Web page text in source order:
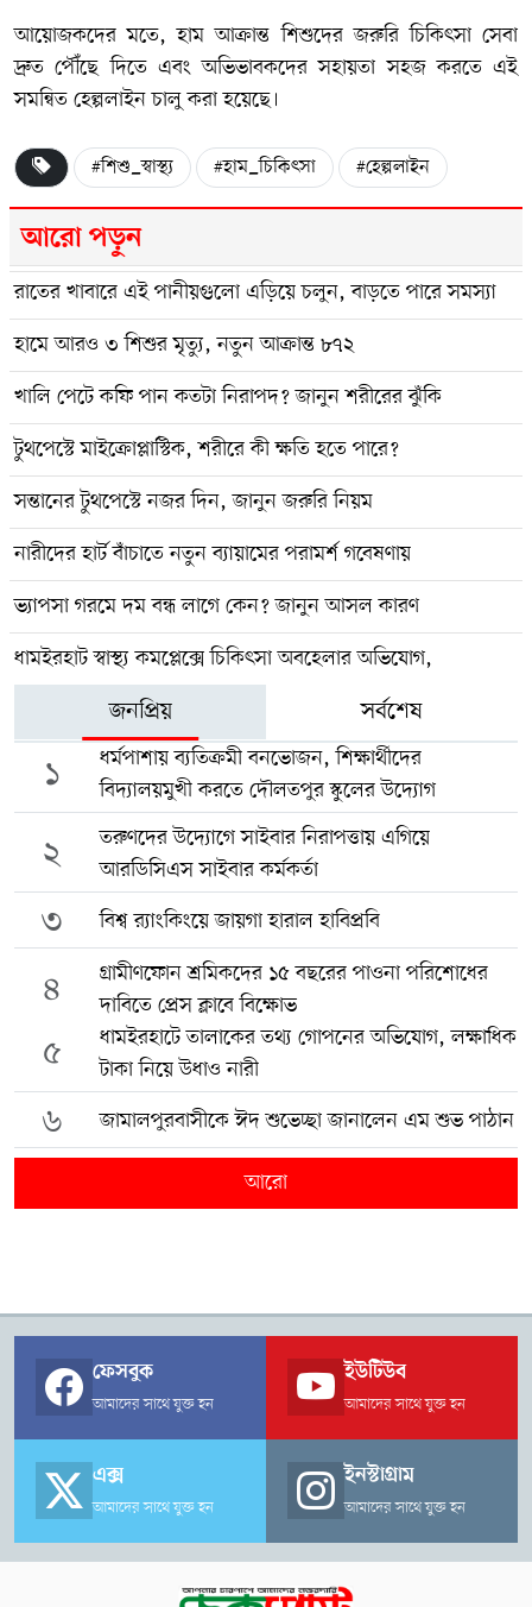
আয়োজকদের মতে, হাম আক্রান্ত শিশুদের জরুরি চিকিৎসা সেবা
দ্রুত পৌঁছে দিতে এবং অভিভাবকদের সহায়তা সহজ করতে এই
সমন্বিত হেল্পলাইন চালু করা হয়েছে।
#শিশু_স্বাস্থ্য #হাম_চিকিৎসা #হেল্পলাইন
আরো পড়ুন
রাতের খাবারে এই পানীয়গুলো এড়িয়ে চলুন, বাড়তে পারে সমস্যা
হামে আরও ৩ শিশুর মৃত্যু, নতুন আক্রান্ত ৮৭২
খালি পেটে কফি পান কতটা নিরাপদ? জানুন শরীরের ঝুঁকি
টুথপেস্টে মাইক্রোপ্লাস্টিক, শরীরে কী ক্ষতি হতে পারে?
সন্তানের টুথপেস্টে নজর দিন, জানুন জরুরি নিয়ম
নারীদের হার্ট বাঁচাতে নতুন ব্যায়ামের পরামর্শ গবেষণায়
ভ্যাপসা গরমে দম বন্ধ লাগে কেন? জানুন আসল কারণ
ধামইরহাট স্বাস্থ্য কমপ্লেক্সে চিকিৎসা অবহেলার অভিযোগ,
জনপ্রিয় সর্বশেষ
১
ধর্মপাশায় ব্যতিক্রমী বনভোজন, শিক্ষার্থীদের
বিদ্যালয়মুখী করতে দৌলতপুর স্কুলের উদ্যোগ
২
তরুণদের উদ্যোগে সাইবার নিরাপত্তায় এগিয়ে
আরডিসিএস সাইবার কর্মকর্তা
৩ বিশ্ব র‍্যাংকিংয়ে জায়গা হারাল হাবিপ্রবি
৪
গ্রামীণফোন শ্রমিকদের ১৫ বছরের পাওনা পরিশোধের
দাবিতে প্রেস ক্লাবে বিক্ষোভ
৫
ধামইরহাটে তালাকের তথ্য গোপনের অভিযোগ, লক্ষাধিক
টাকা নিয়ে উধাও নারী
৬ জামালপুরবাসীকে ঈদ শুভেচ্ছা জানালেন এম শুভ পাঠান
আরো
ফেসবুক
আমাদের সাথে যুক্ত হন
ইউটিউব
আমাদের সাথে যুক্ত হন
এক্স
আমাদের সাথে যুক্ত হন
ইনস্টাগ্রাম
আমাদের সাথে যুক্ত হন